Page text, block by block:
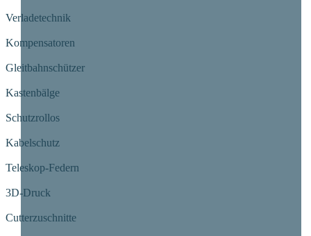
Verladetechnik
Kompensatoren
Gleitbahnschützer
Kastenbälge
Schutzrollos
Kabelschutz
Teleskop-Federn
3D-Druck
Cutterzuschnitte